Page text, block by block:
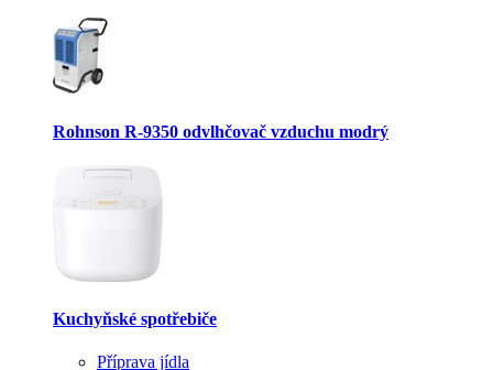
Rohnson R-9350 odvlhčovač vzduchu modrý
Kuchyňské spotřebiče
Příprava jídla